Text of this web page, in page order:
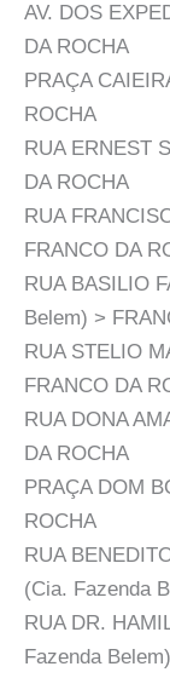
AV. DOS
DA ROCHA
PRAÇA
ROCHA
RUA ERNEST
DA ROCHA
RUA
FRANCO DA
RUA BASILIO
Belem) >
RUA STELIO
FRANCO DA
RUA DONA
DA ROCHA
PRAÇA DOM
ROCHA
RUA
(Cia. Fazenda
RUA DR.
Fazenda